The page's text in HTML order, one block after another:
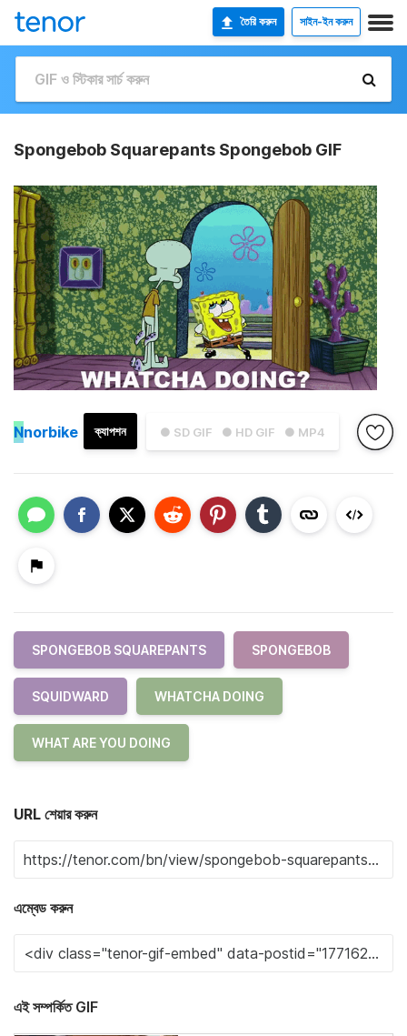
তৈরি করুন সাইন-ইন করুন
Spongebob Squarepants Spongebob GIF
● SD GIF ● HD GIF ● MP4
ক্যাপশন
Nnorbike
SPONGEBOB SQUAREPANTS SPONGEBOB
SQUIDWARD WHATCHA DOING
WHAT ARE YOU DOING
URL শেয়ার করুন
এম্বেড করুন
এই সম্পর্কিত GIF